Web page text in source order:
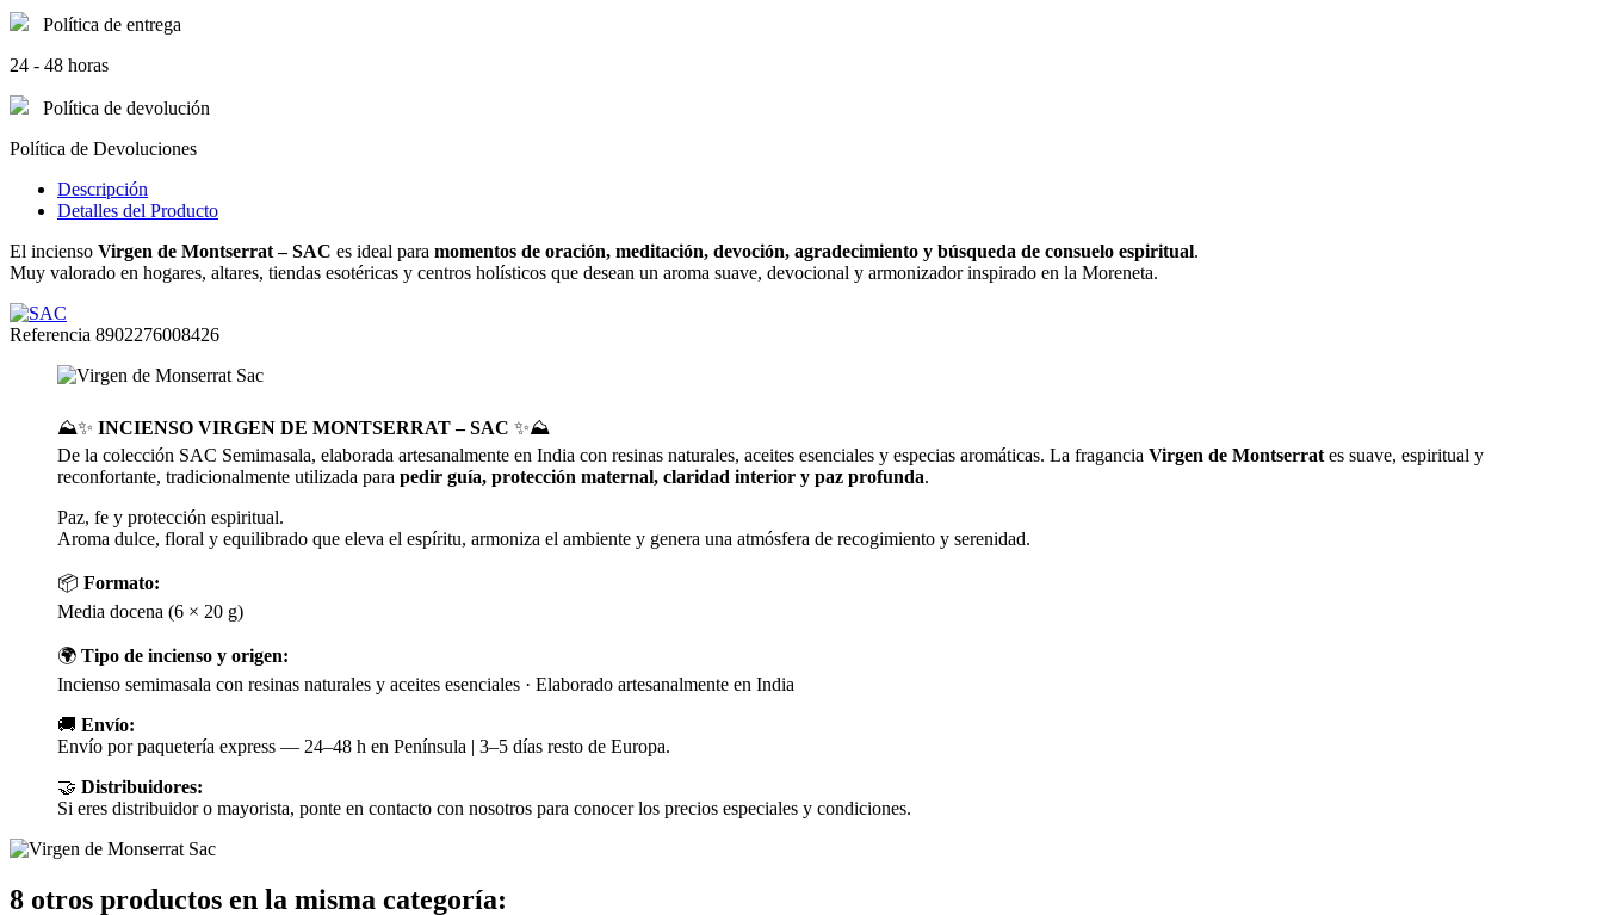
Política de entrega
24 - 48 horas
Política de devolución
Política de Devoluciones
Descripción
Detalles del Producto
El incienso Virgen de Montserrat – SAC es ideal para momentos de oración, meditación, devoción, agradecimiento y búsqueda de consuelo espiritual.
Muy valorado en hogares, altares, tiendas esotéricas y centros holísticos que desean un aroma suave, devocional y armonizador inspirado en la Moreneta.
Referencia 8902276008426
⛰️✨ INCIENSO VIRGEN DE MONTSERRAT – SAC ✨⛰️
De la colección SAC Semimasala, elaborada artesanalmente en India con resinas naturales, aceites esenciales y especias aromáticas. La fragancia Virgen de Montserrat es suave, espiritual y
reconfortante, tradicionalmente utilizada para pedir guía, protección maternal, claridad interior y paz profunda.
Paz, fe y protección espiritual.
Aroma dulce, floral y equilibrado que eleva el espíritu, armoniza el ambiente y genera una atmósfera de recogimiento y serenidad.
📦 Formato:
Media docena (6 × 20 g)
🌍 Tipo de incienso y origen:
Incienso semimasala con resinas naturales y aceites esenciales · Elaborado artesanalmente en India
🚚 Envío:
Envío por paquetería express — 24–48 h en Península | 3–5 días resto de Europa.
🤝 Distribuidores:
Si eres distribuidor o mayorista, ponte en contacto con nosotros para conocer los precios especiales y condiciones.
8 otros productos en la misma categoría: